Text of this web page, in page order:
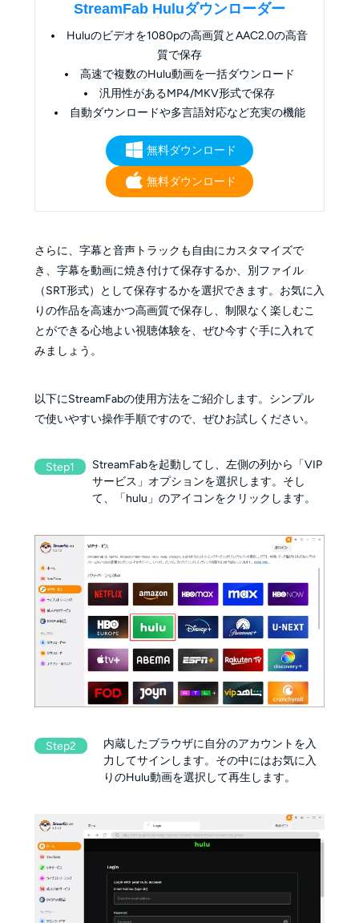
StreamFab Huluダウンローダー
Huluのビデオを1080pの高画質とAAC2.0の高音
質で保存
高速で複数のHulu動画を一括ダウンロード
汎用性があるMP4/MKV形式で保存
自動ダウンロードや多言語対応など充実の機能
無料ダウンロード
無料ダウンロード
さらに、字幕と音声トラックも自由にカスタマイズで
き、字幕を動画に焼き付けて保存するか、別ファイル
（SRT形式）として保存するかを選択できます。お気に入
りの作品を高速かつ高画質で保存し、制限なく楽しむこ
とができる心地よい視聴体験を、ぜひ今すぐ手に入れて
みましょう。
以下にStreamFabの使用方法をご紹介します。シンプル
で使いやすい操作手順ですので、ぜひお試しください。
Step1
StreamFabを起動してし、左側の列から「VIP
サービス」オプションを選択します。そし
て、「hulu」のアイコンをクリックします。
Step2
内蔵したブラウザに自分のアカウントを入
力してサインします。その中にはお気に入
りのHulu動画を選択して再生します。